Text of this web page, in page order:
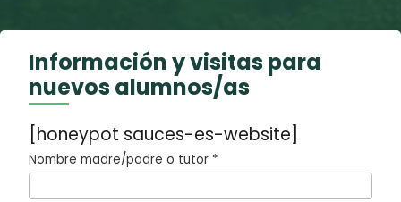
Información y visitas para
nuevos alumnos/as
[honeypot sauces-es-website]
Nombre madre/padre o tutor *